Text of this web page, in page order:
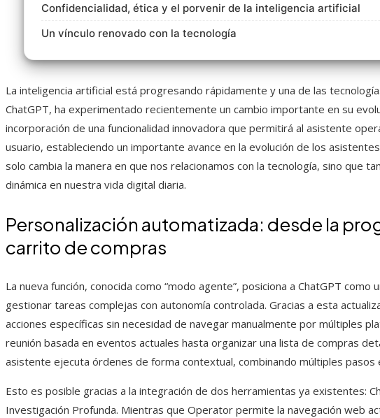
Confidencialidad, ética y el porvenir de la inteligencia artificial
Un vínculo renovado con la tecnología
La inteligencia artificial está progresando rápidamente y una de las
ChatGPT, ha experimentado recientemente un cambio importante en su
incorporación de una funcionalidad innovadora que permitirá al asistente
usuario, estableciendo un importante avance en la evolución de los
solo cambia la manera en que nos relacionamos con la tecnología, sino que
dinámica en nuestra vida digital diaria.
Personalización automatizada: desde la
carrito de compras
La nueva función, conocida como “modo agente”, posiciona a ChatGPT como
gestionar tareas complejas con autonomía controlada. Gracias a esta
acciones específicas sin necesidad de navegar manualmente por múltiples
reunión basada en eventos actuales hasta organizar una lista de compras
asistente ejecuta órdenes de forma contextual, combinando múltiples pasos
Esto es posible gracias a la integración de dos herramientas ya existentes:
Investigación Profunda. Mientras que Operator permite la navegación web